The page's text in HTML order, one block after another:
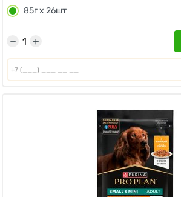
85г х 26шт
+
−